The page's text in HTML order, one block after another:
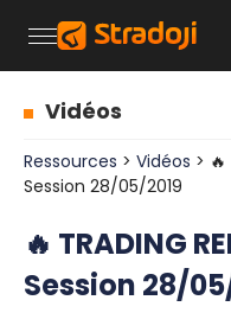
Vidéos
Ressources > Vidéos >
Session 28/05/2019
🔥 TRADING
Session 28/